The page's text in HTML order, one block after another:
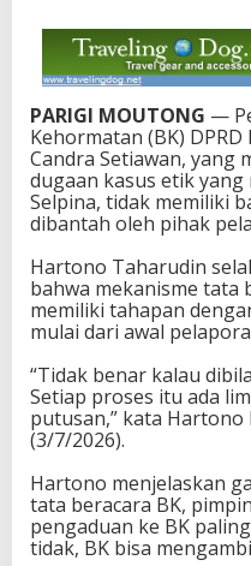
n
p
a
a
t
a
s
W
a
t
u
,
P
l
a
p
B
e
b
e
PARIGI MOUTONG —
Kehormatan (BK)
Candra Setiawan, yang
dugaan kasus etik
Selpina, tidak memiliki
dibantah oleh pihak
Hartono Taharudin
bahwa mekanisme tata
memiliki tahapan
mulai dari awal
“Tidak benar kalau
Setiap proses itu ada
putusan,” kata Hartono
(3/7/2026).
Hartono menjelaskan
tata beracara BK,
pengaduan ke BK
tidak, BK bisa